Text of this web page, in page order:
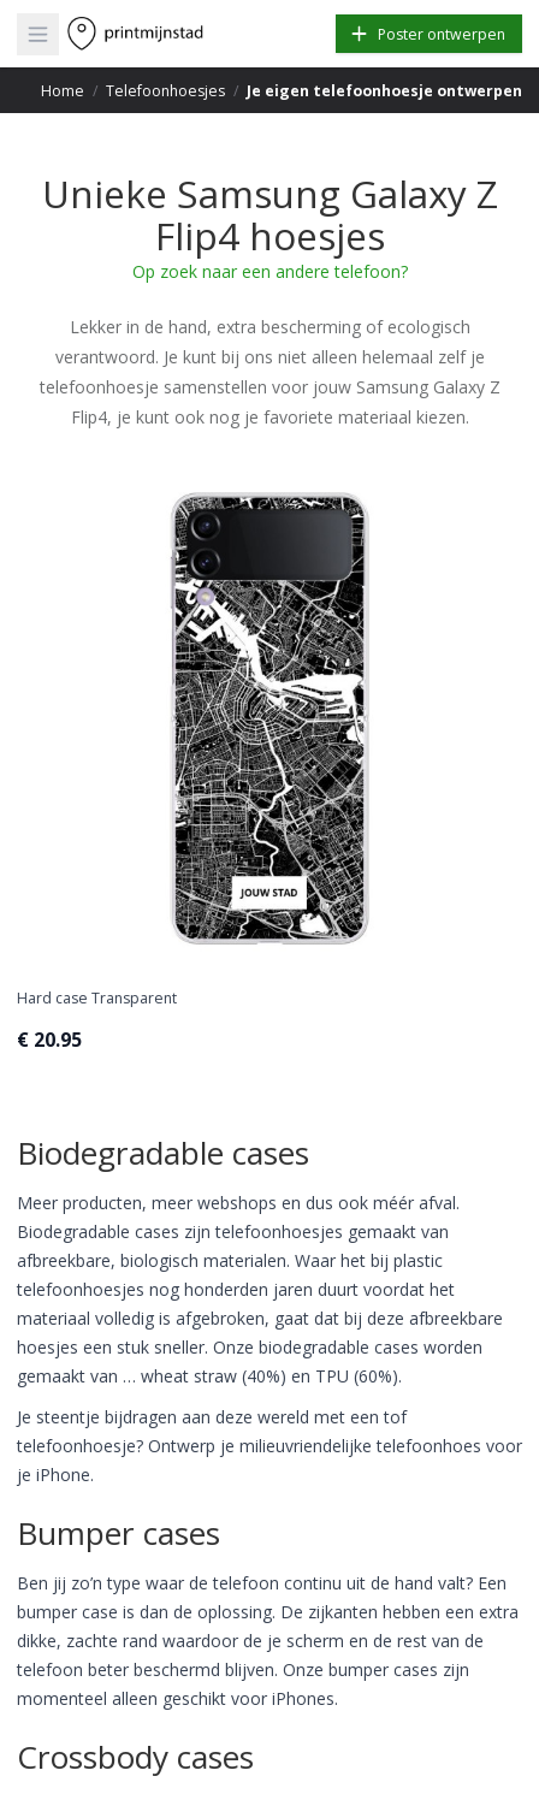
Open main menu Poster ontwerpen
Home / Telefoonhoesjes / Je eigen telefoonhoesje ontwerpen
Unieke Samsung Galaxy Z
Flip4 hoesjes
Op zoek naar een andere telefoon?
Lekker in de hand, extra bescherming of ecologisch
verantwoord. Je kunt bij ons niet alleen helemaal zelf je
telefoonhoesje samenstellen voor jouw Samsung Galaxy Z
Flip4, je kunt ook nog je favoriete materiaal kiezen.
Hard case Transparent
€ 20.95
Biodegradable cases
Meer producten, meer webshops en dus ook méér afval.
Biodegradable cases zijn telefoonhoesjes gemaakt van
afbreekbare, biologisch materialen. Waar het bij plastic
telefoonhoesjes nog honderden jaren duurt voordat het
materiaal volledig is afgebroken, gaat dat bij deze afbreekbare
hoesjes een stuk sneller. Onze biodegradable cases worden
gemaakt van … wheat straw (40%) en TPU (60%).
Je steentje bijdragen aan deze wereld met een tof
telefoonhoesje? Ontwerp je milieuvriendelijke telefoonhoes voor
je iPhone.
Bumper cases
Ben jij zo’n type waar de telefoon continu uit de hand valt? Een
bumper case is dan de oplossing. De zijkanten hebben een extra
dikke, zachte rand waardoor de je scherm en de rest van de
telefoon beter beschermd blijven. Onze bumper cases zijn
momenteel alleen geschikt voor iPhones.
Crossbody cases